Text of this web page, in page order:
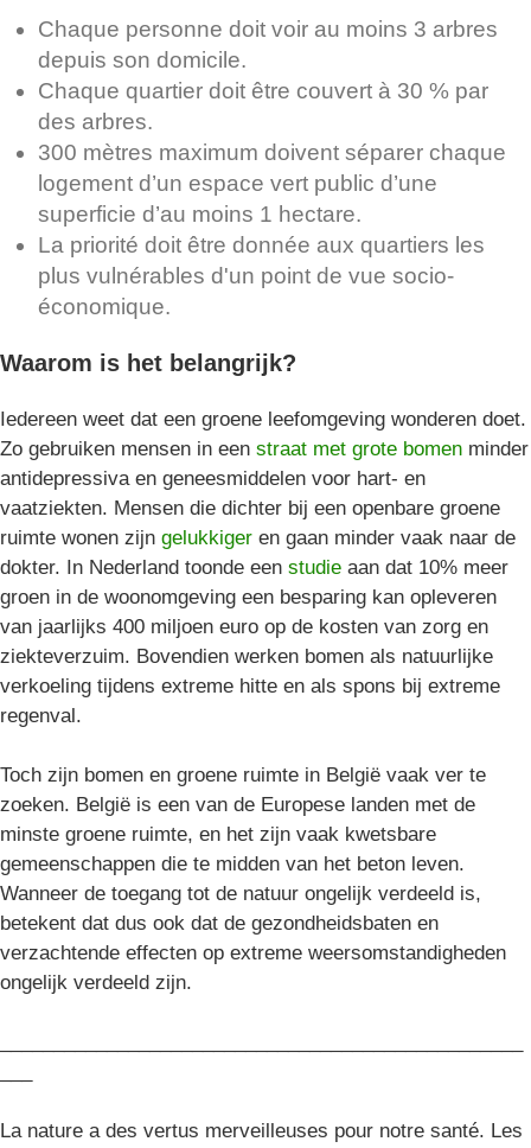
Chaque personne doit voir au moins 3 arbres
depuis son domicile.
Chaque quartier doit être couvert à 30 % par
des arbres.
300 mètres maximum doivent séparer chaque
logement d’un espace vert public d’une
superficie d’au moins 1 hectare.
La priorité doit être donnée aux quartiers les
plus vulnérables d'un point de vue socio-
économique.
Waarom is het belangrijk?
Iedereen weet dat een groene leefomgeving wonderen doet.
Zo gebruiken mensen in een straat met grote bomen minder
antidepressiva en geneesmiddelen voor hart- en
vaatziekten. Mensen die dichter bij een openbare groene
ruimte wonen zijn gelukkiger en gaan minder vaak naar de
dokter. In Nederland toonde een studie aan dat 10% meer
groen in de woonomgeving een besparing kan opleveren
van jaarlijks 400 miljoen euro op de kosten van zorg en
ziekteverzuim. Bovendien werken bomen als natuurlijke
verkoeling tijdens extreme hitte en als spons bij extreme
regenval.
Toch zijn bomen en groene ruimte in België vaak ver te
zoeken. België is een van de Europese landen met de
minste groene ruimte, en het zijn vaak kwetsbare
gemeenschappen die te midden van het beton leven.
Wanneer de toegang tot de natuur ongelijk verdeeld is,
betekent dat dus ook dat de gezondheidsbaten en
verzachtende effecten op extreme weersomstandigheden
ongelijk verdeeld zijn.
La nature a des vertus merveilleuses pour notre santé. Les